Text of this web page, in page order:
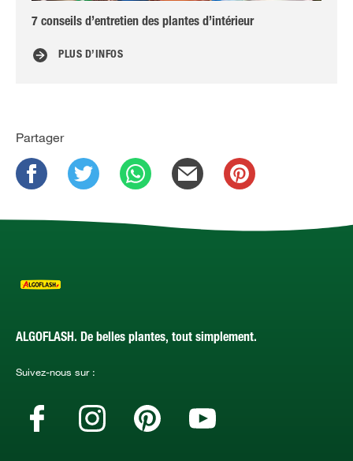
7 conseils d’entretien des plantes d’intérieur
PLUS D’INFOS
Partager
ALGOFLASH. De belles plantes, tout simplement.
Suivez-nous sur :